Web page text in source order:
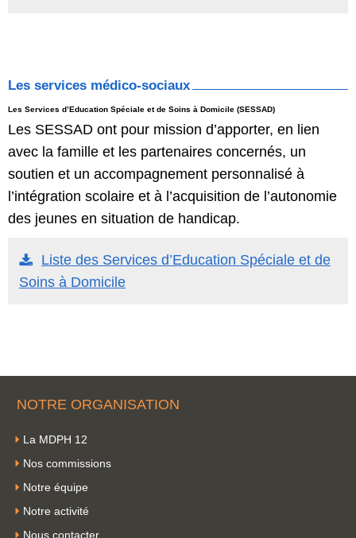
Les services médico-sociaux
Les Services d’Education Spéciale et de Soins à Domicile (SESSAD)
Les SESSAD ont pour mission d’apporter, en lien
avec la famille et les partenaires concernés, un
soutien et un accompagnement personnalisé à
l’intégration scolaire et à l’acquisition de l’autonomie
des jeunes en situation de handicap.
Liste des Services d’Education Spéciale et de
Soins à Domicile
NOTRE ORGANISATION
La MDPH 12
Nos commissions
Notre équipe
Notre activité
Nous contacter